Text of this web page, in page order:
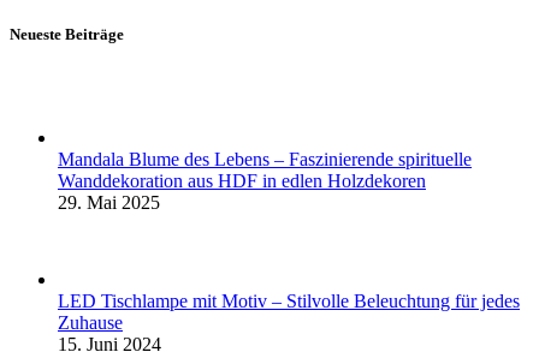
Neueste Beiträge
Mandala Blume des Lebens – Faszinierende spirituelle
Wanddekoration aus HDF in edlen Holzdekoren
29. Mai 2025
LED Tischlampe mit Motiv – Stilvolle Beleuchtung für jedes
Zuhause
15. Juni 2024